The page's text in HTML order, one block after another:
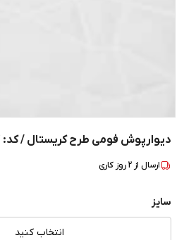
دیوارپوش فومی طرح کریستال / کد: DFM104
ارسال از 2روز کاری
سایز
انتخاب کنید